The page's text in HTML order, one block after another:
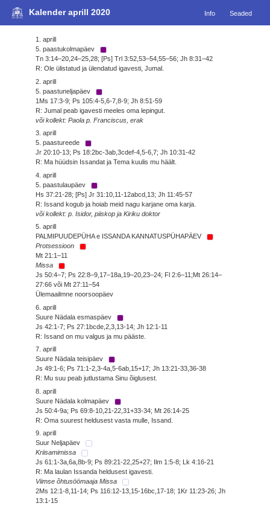
Kalender aprill 2020 Info Seaded
1. aprill
5. paastukolmapäev
Tn 3:14–20,24–25,28; [Ps] Trl 3:52,53–54,55–56; Jh 8:31–42
R: Ole ülistatud ja ülendatud igavesti, Jumal.
2. aprill
5. paastuneljapäev
1Ms 17:3-9; Ps 105:4-5,6-7,8-9; Jh 8:51-59
R: Jumal peab igavesti meeles oma lepingut.
või kollekt: Paola p. Franciscus, erak
3. aprill
5. paastureede
Jr 20:10-13; Ps 18:2bc-3ab,3cdef-4,5-6,7; Jh 10:31-42
R: Ma hüüdsin Issandat ja Tema kuulis mu häält.
4. aprill
5. paastulaupäev
Hs 37:21-28; [Ps] Jr 31:10,11-12abcd,13; Jh 11:45-57
R: Issand kogub ja hoiab meid nagu karjane oma karja.
või kollekt: p. Isidor, piiskop ja Kiriku doktor
5. aprill
PALMIPUUDEPÜHA e ISSANDA KANNATUSPÜHAPÄEV
Protsessioon
Mt 21:1–11
Missa
Js 50:4–7; Ps 22:8–9,17–18a,19–20,23–24; Fl 2:6–11;Mt 26:14–
27:66 või Mt 27:11–54
Ülemaailmne noorsoopäev
6. aprill
Suure Nädala esmaspäev
Js 42:1-7; Ps 27:1bcde,2,3,13-14; Jh 12:1-11
R: Issand on mu valgus ja mu pääste.
7. aprill
Suure Nädala teisipäev
Js 49:1-6; Ps 71:1-2,3-4a,5-6ab,15+17; Jh 13:21-33,36-38
R: Mu suu peab jutlustama Sinu õiglusest.
8. aprill
Suure Nädala kolmapäev
Js 50:4-9a; Ps 69:8-10,21-22,31+33-34; Mt 26:14-25
R: Oma suurest heldusest vasta mulle, Issand.
9. aprill
Suur Neljapäev
Kriisamimissa
Js 61:1-3a,6a,8b-9; Ps 89:21-22,25+27; Ilm 1:5-8; Lk 4:16-21
R: Ma laulan Issanda heldusest igavesti.
Viimse õhtusöömaaja Missa
2Ms 12:1-8,11-14; Ps 116:12-13,15-16bc,17-18; 1Kr 11:23-26; Jh
13:1-15